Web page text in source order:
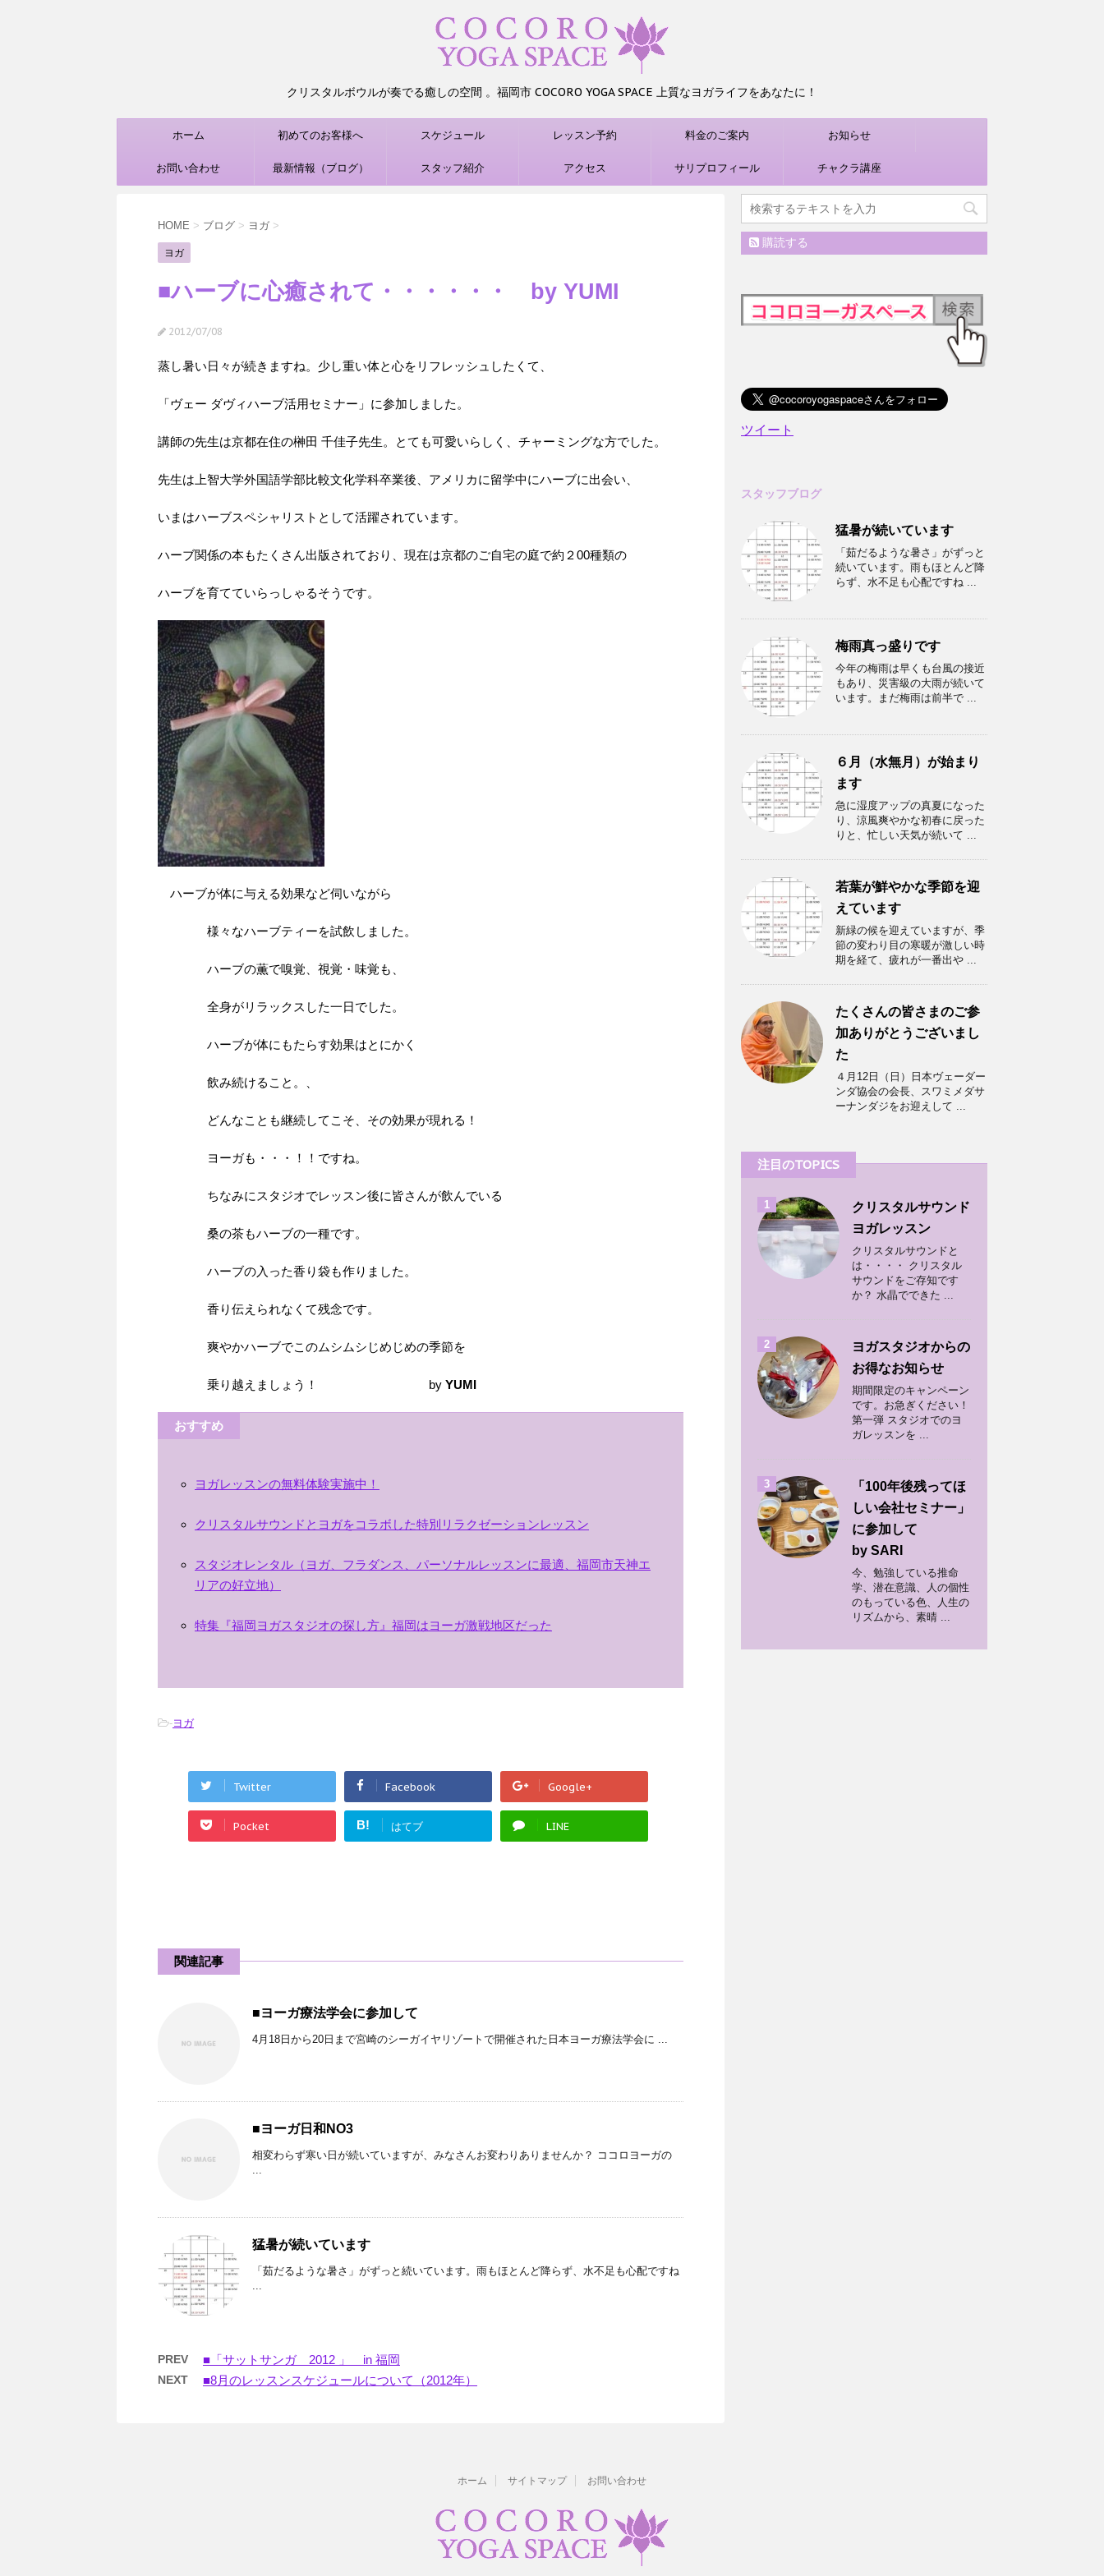
クリスタルボウルが奏でる癒しの空間 。福岡市 COCORO YOGA SPACE 上質なヨガライフをあなたに！
ホーム 初めてのお客様へ スケジュール レッスン予約 料金のご案内 お知らせ
お問い合わせ 最新情報（ブログ） スタッフ紹介 アクセス サリプロフィール チャクラ講座
HOME > ブログ > ヨガ >
ヨガ
■ハーブに心癒されて・・・・・・ by YUMI
2012/07/08
蒸し暑い日々が続きますね。少し重い体と心をリフレッシュしたくて、
「ヴェー ダヴィハーブ活用セミナー」に参加しました。
講師の先生は京都在住の榊田 千佳子先生。とても可愛いらしく、チャーミングな方でした。
先生は上智大学外国語学部比較文化学科卒業後、アメリカに留学中にハーブに出会い、
いまはハーブスペシャリストとして活躍されています。
ハーブ関係の本もたくさん出版されており、現在は京都のご自宅の庭で約２00種類の
ハーブを育てていらっしゃるそうです。
ハーブが体に与える効果など伺いながら
様々なハーブティーを試飲しました。
ハーブの薫で嗅覚、視覚・味覚も、
全身がリラックスした一日でした。
ハーブが体にもたらす効果はとにかく
飲み続けること。、
どんなことも継続してこそ、その効果が現れる！
ヨーガも・・・！！ですね。
ちなみにスタジオでレッスン後に皆さんが飲んでいる
桑の茶もハーブの一種です。
ハーブの入った香り袋も作りました。
香り伝えられなくて残念です。
爽やかハーブでこのムシムシじめじめの季節を
乗り越えましょう！ by YUMI
おすすめ
ヨガレッスンの無料体験実施中！
クリスタルサウンドとヨガをコラボした特別リラクゼーションレッスン
スタジオレンタル（ヨガ、フラダンス、パーソナルレッスンに最適、福岡市天神エ
リアの好立地）
特集『福岡ヨガスタジオの探し方』福岡はヨーガ激戦地区だった
-ヨガ
Twitter Facebook Google+
Pocket B! はてブ LINE
関連記事
■ヨーガ療法学会に参加して
4月18日から20日まで宮崎のシーガイヤリゾートで開催された日本ヨーガ療法学会に ...
■ヨーガ日和NO3
相変わらず寒い日が続いていますが、みなさんお変わりありませんか？ ココロヨーガの
...
猛暑が続いています
「茹だるような暑さ」がずっと続いています。雨もほとんど降らず、水不足も心配ですね
...
PREV ■「サットサンガ 2012 」 in 福岡
NEXT ■8月のレッスンスケジュールについて（2012年）
購読する
ツイート
スタッフブログ
猛暑が続いています
「茹だるような暑さ」がずっと
続いています。雨もほとんど降
らず、水不足も心配ですね ...
梅雨真っ盛りです
今年の梅雨は早くも台風の接近
もあり、災害級の大雨が続いて
います。まだ梅雨は前半で ...
６月（水無月）が始まり
ます
急に湿度アップの真夏になった
り、涼風爽やかな初春に戻った
りと、忙しい天気が続いて ...
若葉が鮮やかな季節を迎
えています
新緑の候を迎えていますが、季
節の変わり目の寒暖が激しい時
期を経て、疲れが一番出や ...
たくさんの皆さまのご参
加ありがとうございまし
た
４月12日（日）日本ヴェーダー
ンダ協会の会長、スワミメダサ
ーナンダジをお迎えして ...
注目のTOPICS
1
クリスタルサウンド
ヨガレッスン
クリスタルサウンドと
は・・・・ クリスタル
サウンドをご存知です
か？ 水晶でできた ...
2
ヨガスタジオからの
お得なお知らせ
期間限定のキャンペーン
です。お急ぎください！
第一弾 スタジオでのヨ
ガレッスンを ...
3
「100年後残ってほ
しい会社セミナー」
に参加して
by SARI
今、勉強している推命
学、潜在意識、人の個性
のもっている色、人生の
リズムから、素晴 ...
ホーム サイトマップ お問い合わせ